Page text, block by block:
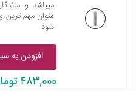
میباشد و
عنوان مهم
شود
افزودن به
483,000 تومان